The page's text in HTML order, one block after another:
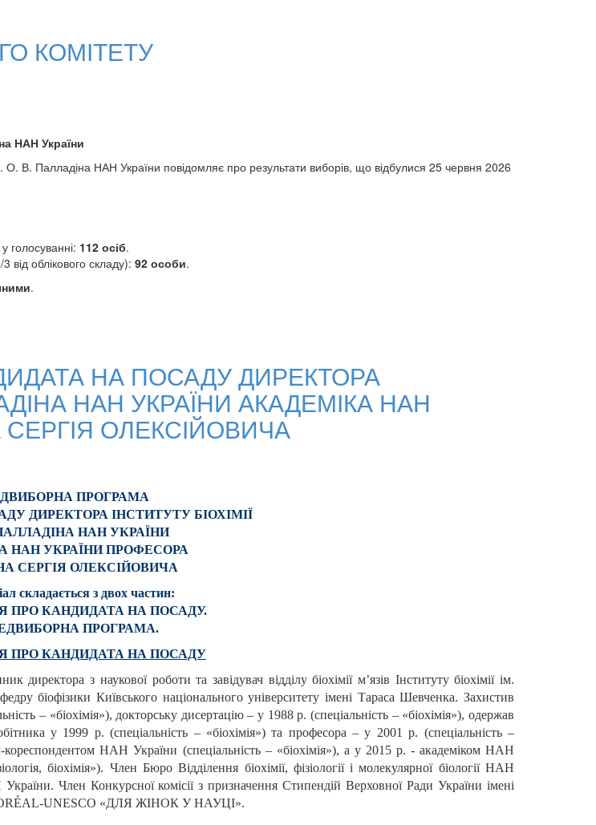
КОМІТЕТУ
НАН України
О. В. Палладіна НАН України повідомляє про результати виборів, що відбулися 25 червня 2026
голосуванні: 112 осіб.
облікового складу): 92 особи.
.
НА ПОСАДУ ДИРЕКТОРА
НАН УКРАЇНИ АКАДЕМІКА НАН
ОЛЕКСІЙОВИЧА
ПРОГРАМА
ДИРЕКТОРА ІНСТИТУТУ БІОХІМІЇ
НАН УКРАЇНИ
НАН УКРАЇНИ ПРОФЕСОРА
СЕРГІЯ ОЛЕКСІЙОВИЧА
складається з двох частин:
ПРО КАНДИДАТА НА ПОСАДУ.
ПРОГРАМА.
ПРО КАНДИДАТА НА ПОСАДУ
директора з наукової роботи та завідувач відділу біохімії м’язів Інституту біохімії ім.
біофізики Київського національного університету імені Тараса Шевченка. Захистив
– «біохімія»), докторську дисертацію – у 1988 р. (спеціальність – «біохімія»), одержав
у 1999 р. (спеціальність – «біохімія») та професора – у 2001 р. (спеціальність –
НАН України (спеціальність – «біохімія»), а у 2015 р. - академіком НАН
біохімія»). Член Бюро Відділення біохімії, фізіології і молекулярної біології НАН
Член Конкурсної комісії з призначення Стипендій Верховної Ради України імені
L’ORÉAL-UNESCO «ДЛЯ ЖІНОК У НАУЦІ».